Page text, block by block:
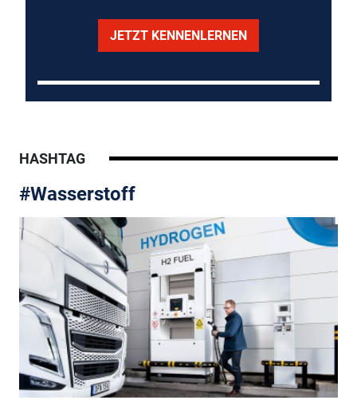
JETZT KENNENLERNEN
HASHTAG
#Wasserstoff